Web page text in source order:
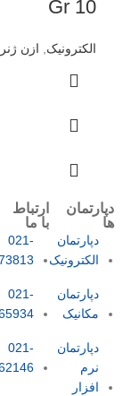
10 Gr
الکترونیک ازن
دپارتمان
ها
دپارتمان
الکترونیک
دپارتمان
مکانیک
دپارتمان
نرم
افزار
ارتباط
با ما
021-
021-
021-